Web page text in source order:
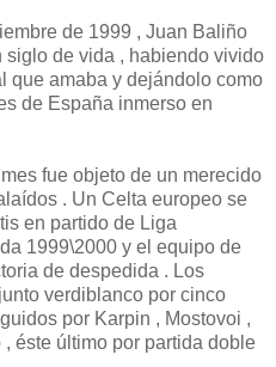
de 1999 , Juan Baliño
siglo de vida , habiendo vivido
que amaba y dejándolo como
de España inmerso en
fue objeto de un merecido
. Un Celta europeo se
en partido de Liga
1999\2000 y el equipo de
de despedida . Los
verdiblanco por cinco
por Karpin , Mostovoi ,
éste último por partida doble